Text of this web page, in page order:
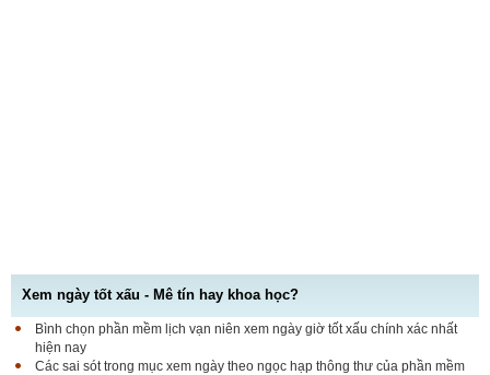
Xem ngày tốt xấu - Mê tín hay khoa học?
Bình chọn phần mềm lịch vạn niên xem ngày giờ tốt xấu chính xác nhất
hiện nay
Các sai sót trong mục xem ngày theo ngọc hạp thông thư của phần mềm